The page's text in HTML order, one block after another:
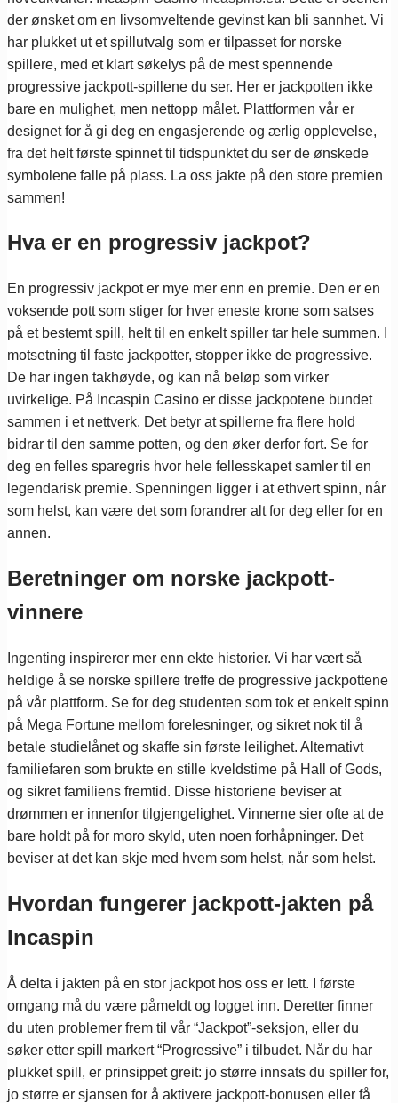
der ønsket om en livsomveltende gevinst kan bli sannhet. Vi
har plukket ut et spillutvalg som er tilpasset for norske
spillere, med et klart søkelys på de mest spennende
progressive jackpott-spillene du ser. Her er jackpotten ikke
bare en mulighet, men nettopp målet. Plattformen vår er
designet for å gi deg en engasjerende og ærlig opplevelse,
fra det helt første spinnet til tidspunktet du ser de ønskede
symbolene falle på plass. La oss jakte på den store premien
sammen!
Hva er en progressiv jackpot?
En progressiv jackpot er mye mer enn en premie. Den er en
voksende pott som stiger for hver eneste krone som satses
på et bestemt spill, helt til en enkelt spiller tar hele summen. I
motsetning til faste jackpotter, stopper ikke de progressive.
De har ingen takhøyde, og kan nå beløp som virker
uvirkelige. På Incaspin Casino er disse jackpotene bundet
sammen i et nettverk. Det betyr at spillerne fra flere hold
bidrar til den samme potten, og den øker derfor fort. Se for
deg en felles sparegris hvor hele fellesskapet samler til en
legendarisk premie. Spenningen ligger i at ethvert spinn, når
som helst, kan være det som forandrer alt for deg eller for en
annen.
Beretninger om norske jackpott-
vinnere
Ingenting inspirerer mer enn ekte historier. Vi har vært så
heldige å se norske spillere treffe de progressive jackpottene
på vår plattform. Se for deg studenten som tok et enkelt spinn
på Mega Fortune mellom forelesninger, og sikret nok til å
betale studielånet og skaffe sin første leilighet. Alternativt
familiefaren som brukte en stille kveldstime på Hall of Gods,
og sikret familiens fremtid. Disse historiene beviser at
drømmen er innenfor tilgjengelighet. Vinnerne sier ofte at de
bare holdt på for moro skyld, uten noen forhåpninger. Det
beviser at det kan skje med hvem som helst, når som helst.
Hvordan fungerer jackpott-jakten på
Incaspin
Å delta i jakten på en stor jackpot hos oss er lett. I første
omgang må du være påmeldt og logget inn. Deretter finner
du uten problemer frem til vår “Jackpot”-seksjon, eller du
søker etter spill markert “Progressive” i tilbudet. Når du har
plukket spill, er prinsippet greit: jo større innsats du spiller for,
jo større er sjansen for å aktivere jackpott-bonusen eller få